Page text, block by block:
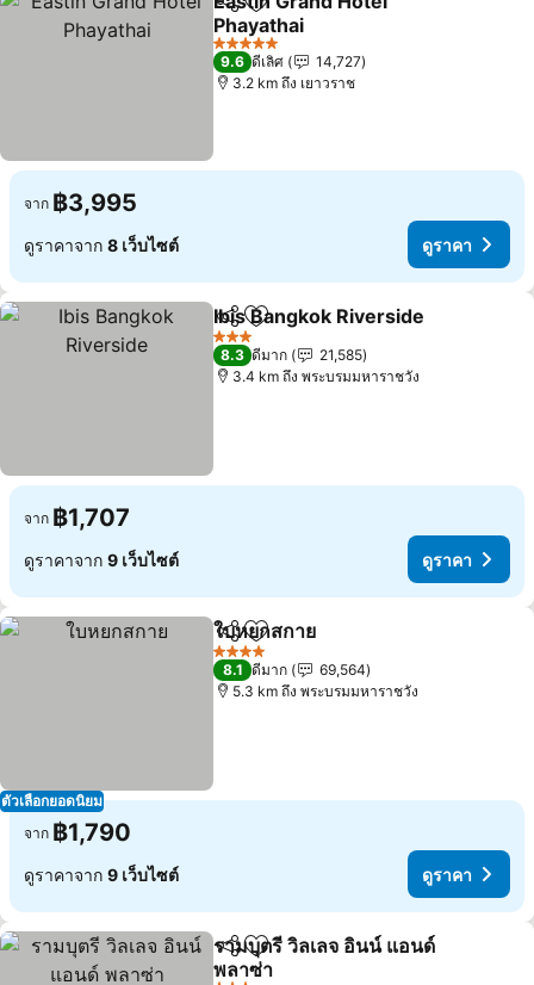
แชร์ เพิ่มในรายการโปรด
Phayathai
5 ดาว
9.6 ดีเลิศ
14,727
3.2 km ถึง เยาวราช
จาก ฿3,995
ดูราคาจาก 8 เว็บไซต์ ดูราคา
แชร์ เพิ่มในรายการโปรด
Ibis Bangkok Riverside
3 ดาว
8.3 ดีมาก
21,585
3.4 km ถึง พระบรมมหาราชวัง
จาก ฿1,707
ดูราคาจาก 9 เว็บไซต์ ดูราคา
ตัวเลือกยอดนิยม
แชร์ เพิ่มในรายการโปรด
ใบหยกสกาย
4 ดาว
8.1 ดีมาก
69,564
5.3 km ถึง พระบรมมหาราชวัง
จาก ฿1,790
ดูราคาจาก 9 เว็บไซต์ ดูราคา
แชร์ เพิ่มในรายการโปรด
รามบุตรี วิลเลจ อินน์ แอนด์
พลาซ่า